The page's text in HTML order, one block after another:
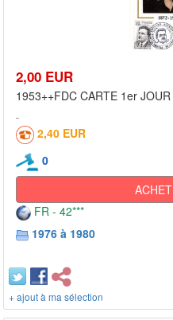
2,00 EUR
1953++FDC CARTE 1er
2,40 EUR
0
FR - 42***
1976 à 1980
+ ajout à ma sélection